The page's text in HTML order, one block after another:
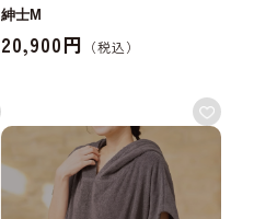
紳士M
20,900円